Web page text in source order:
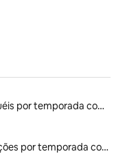
Aluguéis por temporada com suítes privativas
Locações por temporada com piscina